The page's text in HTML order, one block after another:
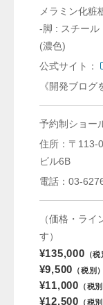
メラミン化粧
-脚 : スチール
(濃色)
公式サイト：
《開発ブログ
予約制ショー
住所：〒113-
ビル6B
電話：03-
（価格・ラ
す）
¥135,000 （税
¥9,500 （税別）
¥11,000 （税別
¥12,500 （税別